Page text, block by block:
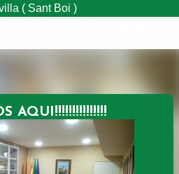
principal
( Sant Boi )
AQUI!!!!!!!!!!!!!!!